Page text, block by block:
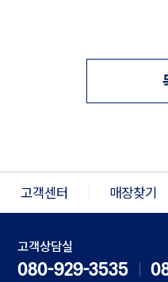
고객센터 매장찾기
고객상담실
080-929-3535